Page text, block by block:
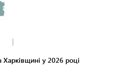
Харківщині у 2026 році